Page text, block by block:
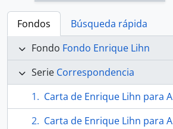
Fondos
Búsqueda rápida
Fondo Fondo Enrique Lihn
Serie Correspondencia
Carta de Enrique Lihn para Andrea Lihn
Carta de Enrique Lihn para Andrea Lihn